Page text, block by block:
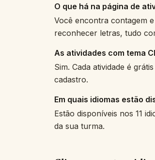
O que há na página de
Você encontra contagem
reconhecer letras, tudo
As atividades com tema
Sim. Cada atividade é
cadastro.
Em quais idiomas estão
Estão disponíveis nos 11
da sua turma.